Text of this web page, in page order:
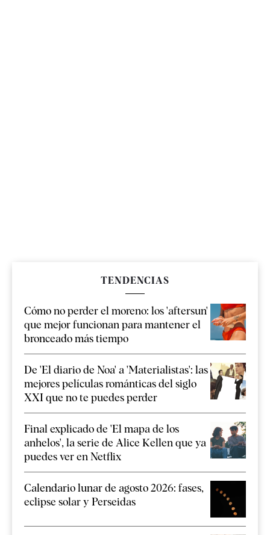
TENDENCIAS
Cómo no perder el moreno: los 'aftersun'
que mejor funcionan para mantener el
bronceado más tiempo
De 'El diario de Noa' a 'Materialistas': las
mejores películas románticas del siglo
XXI que no te puedes perder
Final explicado de 'El mapa de los
anhelos', la serie de Alice Kellen que ya
puedes ver en Netflix
Calendario lunar de agosto 2026: fases,
eclipse solar y Perseidas